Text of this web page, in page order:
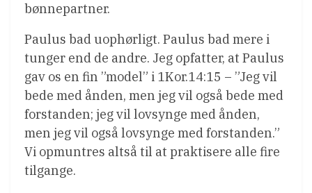
bønnepartner.
Paulus bad uophørligt. Paulus bad mere i
tunger end de andre. Jeg opfatter, at Paulus
gav os en fin ”model” i 1Kor.14:15 – ”Jeg vil
bede med ånden, men jeg vil også bede med
forstanden; jeg vil lovsynge med ånden,
men jeg vil også lovsynge med forstanden.”
Vi opmuntres altså til at praktisere alle fire
tilgange.